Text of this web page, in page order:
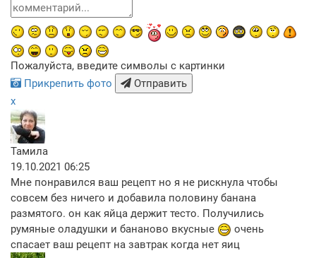
Пожалуйста, введите символы с картинки
Прикрепить фото
Отправить
x
Тамила
19.10.2021 06:25
Мне понравился ваш рецепт но я не рискнула чтобы
совсем без ничего и добавила половину банана
размятого. он как яйца держит тесто. Получились
румяные оладушки и бананово вкусные
очень
спасает ваш рецепт на завтрак когда нет яиц